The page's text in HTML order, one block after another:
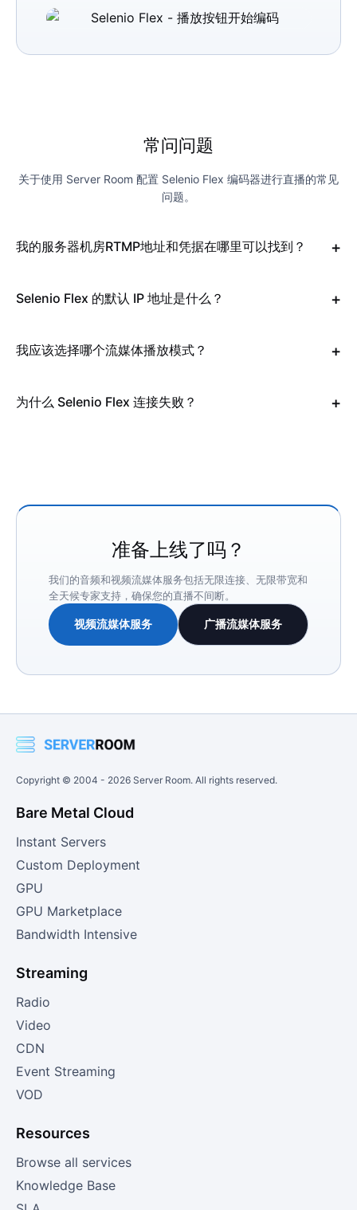
常问问题
关于使用 Server Room 配置 Selenio Flex 编码器进行直播的常见
问题。
我的服务器机房RTMP地址和凭据在哪里可以找到？
Selenio Flex 的默认 IP 地址是什么？
我应该选择哪个流媒体播放模式？
为什么 Selenio Flex 连接失败？
准备上线了吗？
我们的音频和视频流媒体服务包括无限连接、无限带宽和
全天候专家支持，确保您的直播不间断。
视频流媒体服务 广播流媒体服务
Copyright © 2004 - 2026 Server Room. All rights reserved.
Bare Metal Cloud
Instant Servers
Custom Deployment
GPU
GPU Marketplace
Bandwidth Intensive
Streaming
Radio
Video
CDN
Event Streaming
VOD
Resources
Browse all services
Knowledge Base